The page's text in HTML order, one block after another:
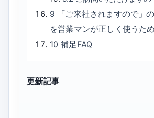
9
「ご来社されますので」
を営業マンが正しく使うた
10補足FAQ
更新記事